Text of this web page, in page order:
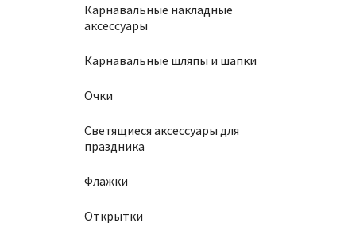
Карнавальные накладные
аксессуары
Карнавальные шляпы и шапки
Очки
Светящиеся аксессуары для
праздника
Флажки
Открытки